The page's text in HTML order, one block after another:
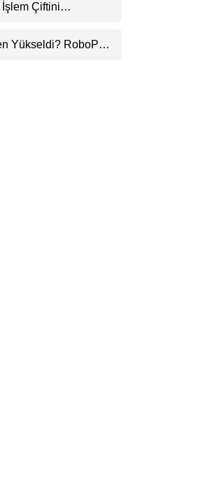
Çiftini
Yükseldi? RoboPay